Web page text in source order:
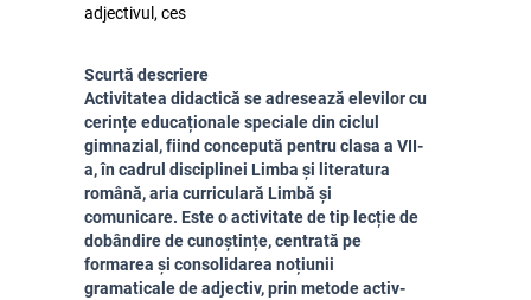
adjectivul, ces
Scurtă descriere
Activitatea didactică se adresează elevilor cu
cerințe educaționale speciale din ciclul
gimnazial , fiind concepută pentru clasa a VII-
a, în cadrul disciplinei Limba și literatura
română, aria curriculară Limbă și
comunicare. Este oactivitate de tip lecție de
dobândire de cunoștințe, centrată pe
formarea și consolidarea noțiunii
gramaticale deadjectiv, prin metode activ-